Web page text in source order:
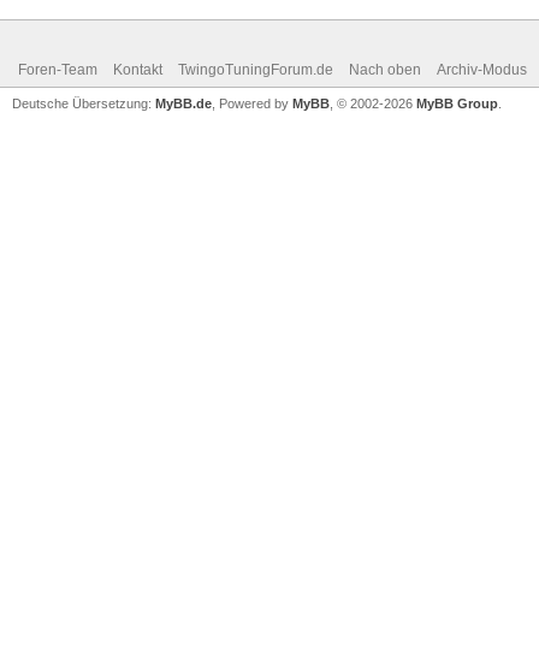
Foren-Team Kontakt TwingoTuningForum.de Nach oben Archiv-Modus
Deutsche Übersetzung: MyBB.de , Powered by MyBB , © 2002-2026 MyBB Group